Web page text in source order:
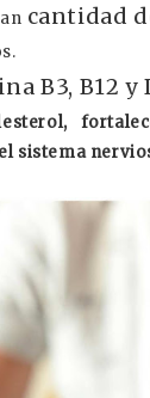
cantidad
B3, B12 y
sistema